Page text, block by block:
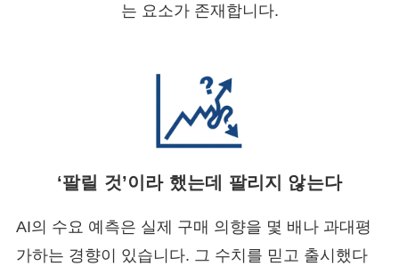
는 요소가 존재합니다.
‘팔릴 것’이라 했는데 팔리지 않는다
AI의 수요 예측은 실제 구매 의향을 몇 배나 과대평
가하는 경향이 있습니다. 그 수치를 믿고 출시했다